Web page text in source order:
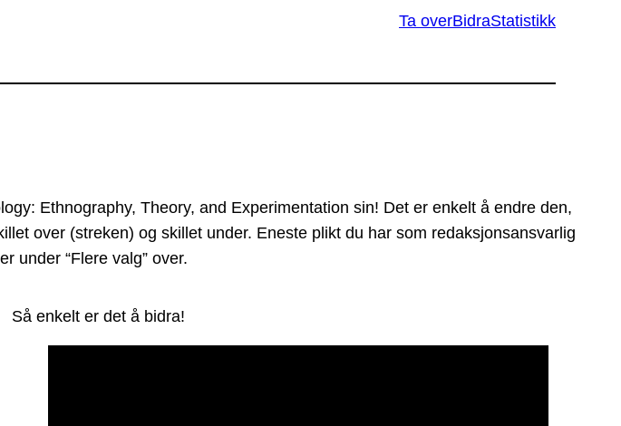
Ta overBidraStatistikk
Ethnography, Theory, and Experimentation sin! Det er enkelt å endre den,
over (streken) og skillet under. Eneste plikt du har som redaksjonsansvarlig
under “Flere valg” over.
Så enkelt er det å bidra!